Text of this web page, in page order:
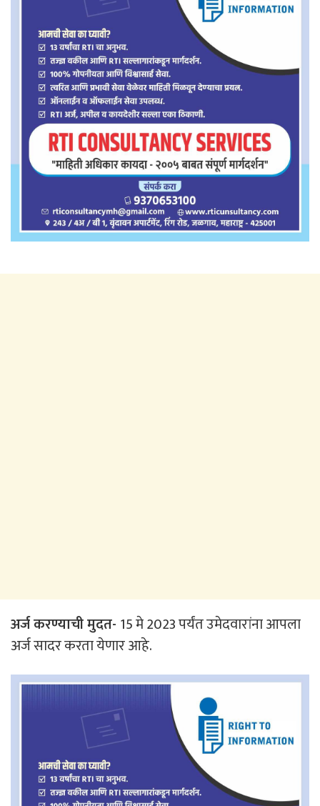
अर्ज करण्याची मुदत- 15 मे 2023 पर्यंत उमेदवारांना आपला
अर्ज सादर करता येणार आहे.